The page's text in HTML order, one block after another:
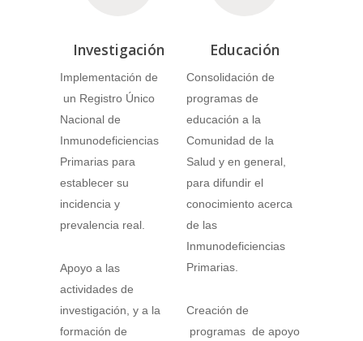
Investigación
Implementación de
un Registro Único
Nacional de
Inmunodeficiencias
Primarias para
establecer su
incidencia y
prevalencia real.
Apoyo a las
actividades de
investigación, y a la
formación de
Educación
Consolidación de
programas de
educación a la
Comunidad de la
Salud y en general,
para difundir el
conocimiento acerca
de las
Inmunodeficiencias
Primarias.
Creación de
programas de apoyo